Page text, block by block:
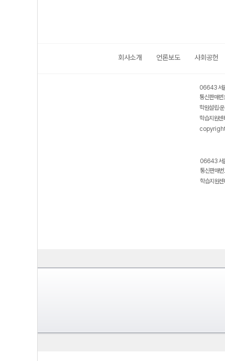
회사소개 언론보도 사회공헌
06643 서
통신판매
학원설립·
학습지원
06643 서
통신판매
학습지원